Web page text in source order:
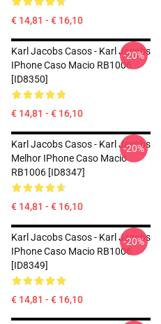
€ 14,81 - € 16,10
Karl Jacobs Casos - Karl Jacobs
IPhone Caso Macio RB1006
[ID8350]
€ 14,81 - € 16,10
-20%
Karl Jacobs Casos - Karl Jacobs
Melhor IPhone Caso Macio
RB1006 [ID8347]
€ 14,81 - € 16,10
-20%
Karl Jacobs Casos - Karl Jacobs
IPhone Caso Macio RB1006
[ID8349]
€ 14,81 - € 16,10
-20%